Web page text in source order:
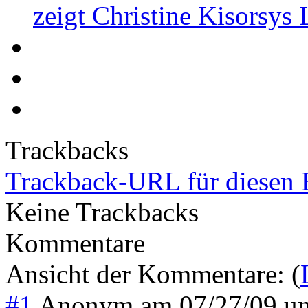
zeigt Christine Kisorsys
Trackbacks
Trackback-URL für diesen
Keine Trackbacks
Kommentare
Ansicht der Kommentare: (